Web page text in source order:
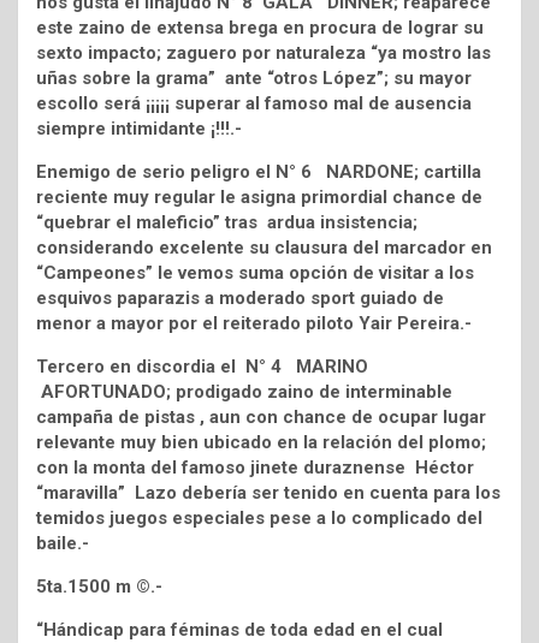
este zaino de extensa brega en procura de lograr su
sexto impacto; zaguero por naturaleza “ya mostro las
uñas sobre la grama” ante “otros López”; su mayor
escollo será ¡¡¡¡¡ superar al famoso mal de ausencia
siempre intimidante ¡!!!.-
Enemigo de serio peligro el N° 6 NARDONE; cartilla
reciente muy regular le asigna primordial chance de
“quebrar el maleficio” tras ardua insistencia;
considerando excelente su clausura del marcador en
“Campeones” le vemos suma opción de visitar a los
esquivos paparazis a moderado sport guiado de
menor a mayor por el reiterado piloto Yair Pereira.-
Tercero en discordia el N° 4 MARINO
AFORTUNADO; prodigado zaino de interminable
campaña de pistas , aun con chance de ocupar lugar
relevante muy bien ubicado en la relación del plomo;
con la monta del famoso jinete duraznense Héctor
“maravilla” Lazo debería ser tenido en cuenta para los
temidos juegos especiales pese a lo complicado del
baile.-
5ta.1500 m ©.-
“Hándicap para féminas de toda edad en el cual